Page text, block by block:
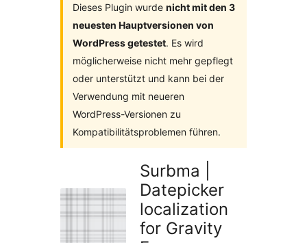
Dieses Plugin wurde nicht mit den 3
neuesten Hauptversionen von
WordPress getestet. Es wird
möglicherweise nicht mehr gepflegt
oder unterstützt und kann bei der
Verwendung mit neueren
WordPress-Versionen zu
Kompatibilitätsproblemen führen.
Surbma |
Datepicker
localization
for Gravity